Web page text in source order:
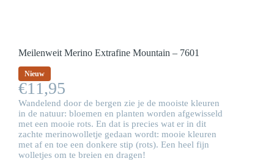
Meilenweit Merino Extrafine Mountain – 7601
Nieuw
€11,95
Wandelend door de bergen zie je de mooiste kleuren
in de natuur: bloemen en planten worden afgewisseld
met een mooie rots. En dat is precies wat er in dit
zachte merinowolletje gedaan wordt: mooie kleuren
met af en toe een donkere stip (rots). Een heel fijn
wolletjes om te breien en dragen!